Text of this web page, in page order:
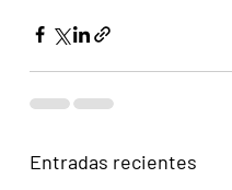
Entradas recientes